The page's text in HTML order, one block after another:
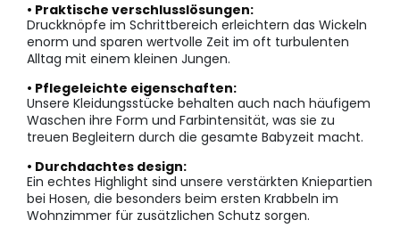
• Praktische verschlusslösungen:
Druckknöpfe im Schrittbereich erleichtern das Wickeln
enorm und sparen wertvolle Zeit im oft turbulenten
Alltag mit einem kleinen Jungen.
• Pflegeleichte eigenschaften:
Unsere Kleidungsstücke behalten auch nach häufigem
Waschen ihre Form und Farbintensität, was sie zu
treuen Begleitern durch die gesamte Babyzeit macht.
• Durchdachtes design:
Ein echtes Highlight sind unsere verstärkten Kniepartien
bei Hosen, die besonders beim ersten Krabbeln im
Wohnzimmer für zusätzlichen Schutz sorgen.